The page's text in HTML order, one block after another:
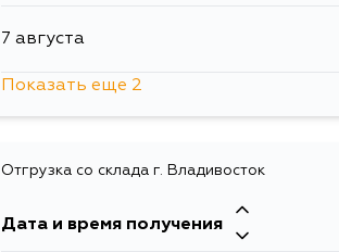
7 августа
4 сентября
Показать еще 2
Отгрузка со склада г. Владивосток
Дата и время получения